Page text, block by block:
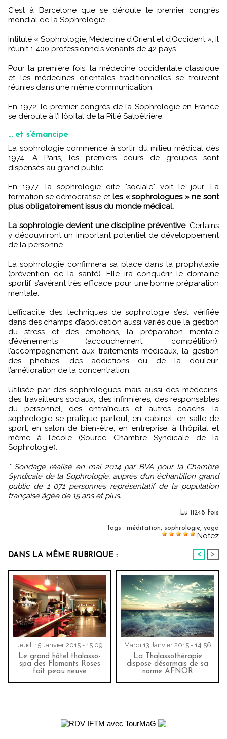
C’est à Barcelone que se déroule le premier congrès
mondial de la Sophrologie.
Intitulé « Sophrologie, Médecine d’Orient et d’Occident », il
réunit 1 400 professionnels venants de 42 pays.
Pour la première fois, la médecine occidentale classique
et les médecines orientales traditionnelles se trouvent
réunies dans une même communication.
En 1972, le premier congrès de la Sophrologie en France
se déroule à l’Hôpital de la Pitié Salpêtrière.
... et s’émancipe
La sophrologie commence à sortir du milieu médical dès
1974. A Paris, les premiers cours de groupes sont
dispensés au grand public.
En 1977, la sophrologie dite "sociale" voit le jour. La
formation se démocratise etles « sophrologues » ne sont
plus obligatoirement issus du monde médical.
La sophrologie devient une discipline préventive. Certains
y découvriront un important potentiel de développement
de la personne.
La sophrologie confirmera sa place dans la prophylaxie
(prévention de la santé). Elle ira conquérir le domaine
sportif, s’avérant très efficace pour une bonne préparation
mentale.
L’efficacité des techniques de sophrologie s’est vérifiée
dans des champs d’application aussi variés que la gestion
du stress et des émotions, la préparation mentale
d’événements (accouchement, compétition),
l’accompagnement aux traitements médicaux, la gestion
des phobies, des addictions ou de la douleur,
l’amélioration de la concentration.
Utilisée par des sophrologues mais aussi des médecins,
des travailleurs sociaux, des infirmières, des responsables
du personnel, des entraîneurs et autres coachs, la
sophrologie se pratique partout, en cabinet, en salle de
sport, en salon de bien-être, en entreprise, à l’hôpital et
même à l’école (Source Chambre Syndicale de la
Sophrologie).
* Sondage réalisé en mai 2014 par BVA pour la Chambre
Syndicale de la Sophrologie, auprès d’un échantillon grand
public de 1 071 personnes représentatif de la population
française âgée de 15 ans et plus.
Lu 11248 fois
Tags : méditation, sophrologie, yoga
Notez
DANS LA MÊME RUBRIQUE : < >
Jeudi 15 Janvier 2015 - 15:09
Le grand hôtel thalasso-
spa des Flamants Roses
fait peau neuve
Mardi 13 Janvier 2015 - 14:56
La Thalassothérapie
dispose désormais de sa
norme AFNOR